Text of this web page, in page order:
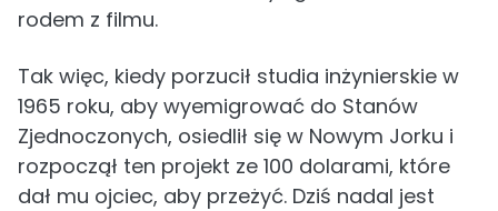
rodem z filmu.
Tak więc, kiedy porzucił studia inżynierskie w
1965 roku, aby wyemigrować do Stanów
Zjednoczonych, osiedlił się w Nowym Jorku i
rozpoczął ten projekt ze 100 dolarami, które
dał mu ojciec, aby przeżyć. Dziś nadal jest